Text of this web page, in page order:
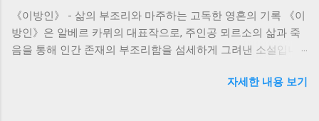
시대의 아픔과 희생을 담고 있으며, 그들의 관계를 통해 저는 사
랑과 이별, 그리고 희생의 의미를 다시 한번 생각해 보게 되었습
니다. 그들의 삶은 비극적인 결말을 맞지만, 그들의 삶은 희망을
잃지 않고 미래를 향해 나아가는 인간의 의지를 보여주는 상징
제가 됩니다. 아버지는 낡은 가치관에 집착하며, 변화하는 시대
에 적응하지 못하는 모습을 보여줍니다. 지미는 아버지의 낡은
가치관과 엄격함에 반항하지만, 동시에 아버지에 대한 애증과
쟁 세대와 그 이후 세대 간의 불화, 그리고 낡은 질서와 새로운
《이방인》 - 삶의 부조리와 마주하는 고독한 영혼의 기록 《이
방인》은 알베르 카뮈의 대표작으로, 주인공 뫼르소의 삶과 죽
음을 통해 인간 존재의 부조리함을 섬세하게 그려낸 소설입니
이의 충돌, 그리고 삶의 무의미함에 대한 깊은 성찰을 담고 있습
자세한 내용 보기